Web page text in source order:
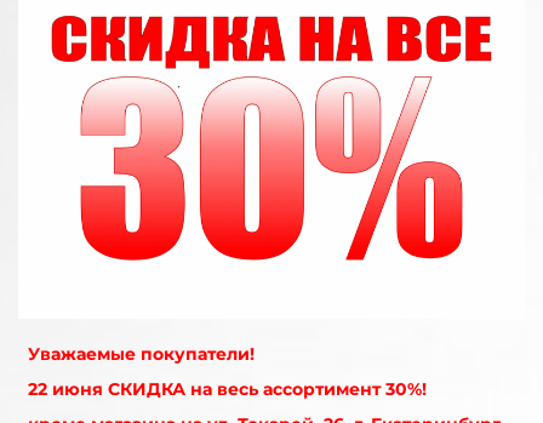
Уважаемые покупатели!
22 июня СКИДКА на весь ассортимент 30%!